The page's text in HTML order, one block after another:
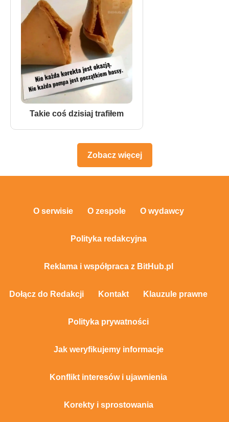
Takie coś dzisiaj trafiłem
Zobacz więcej
O serwisie O zespole O wydawcy
Polityka redakcyjna
Reklama i współpraca z BitHub.pl
Dołącz do Redakcji Kontakt Klauzule prawne
Polityka prywatności
Jak weryfikujemy informacje
Konflikt interesów i ujawnienia
Korekty i sprostowania